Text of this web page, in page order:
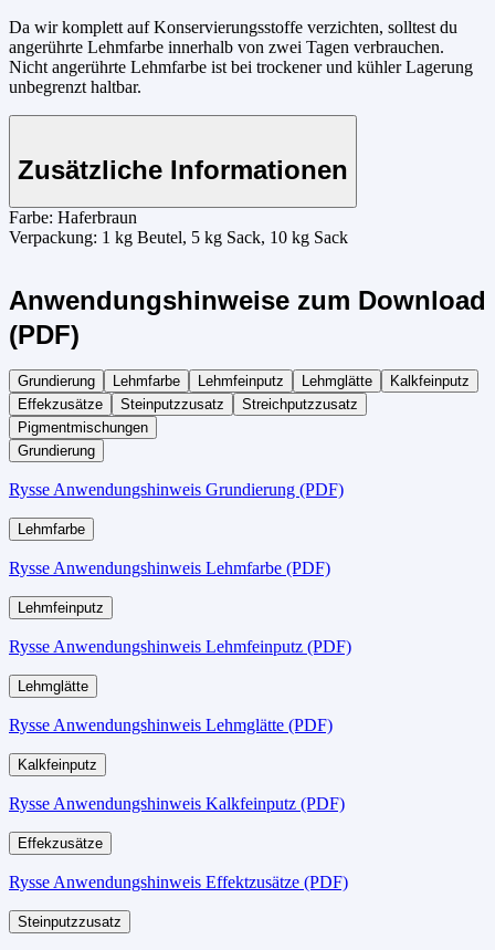
Da wir komplett auf Konservierungsstoffe verzichten, solltest du
angerührte Lehmfarbe innerhalb von zwei Tagen verbrauchen.
Nicht angerührte Lehmfarbe ist bei trockener und kühler Lagerung
unbegrenzt haltbar.
Zusätzliche Informationen
Farbe: Haferbraun
Verpackung: 1 kg Beutel, 5 kg Sack, 10 kg Sack
Anwendungshinweise zum Download
(PDF)
Grundierung Lehmfarbe Lehmfeinputz Lehmglätte
Kalkfeinputz
Effekzusätze
Steinputzzusatz
Streichputzzusatz
Pigmentmischungen
Grundierung
Rysse Anwendungshinweis Grundierung (PDF)
Lehmfarbe
Rysse Anwendungshinweis Lehmfarbe (PDF)
Lehmfeinputz
Rysse Anwendungshinweis Lehmfeinputz (PDF)
Lehmglätte
Rysse Anwendungshinweis Lehmglätte (PDF)
Kalkfeinputz
Rysse Anwendungshinweis Kalkfeinputz (PDF)
Effekzusätze
Rysse Anwendungshinweis Effektzusätze (PDF)
Steinputzzusatz